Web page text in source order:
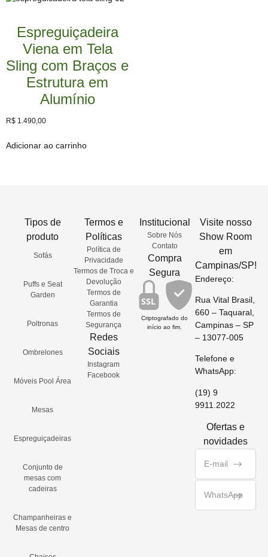
Espreguiçadeira
Viena em Tela
Sling com Braços e
Estrutura em
Alumínio
R$ 1.490,00
Adicionar ao carrinho
Tipos de
produto
Sofás
Puffs e Seat
Garden
Poltronas
Ombrelones
Móveis Pool Área
Mesas
Espreguiçadeiras
Conjunto de
mesas com
cadeiras
Champanheiras e
Mesas de centro
Termos e
Políticas
Política de
Privacidade
Termos de Troca e
Devolução
Termos de
Garantia
Termos de
Segurança
Redes
Sociais
Instagram
Facebook
Institucional
Sobre Nós
Contato
Compra
Segura
SSL
Criptografado do
início ao fim.
Visite nosso
Show Room
em
Campinas/SP!
Endereço:
Rua Vital Brasil,
660 – Taquaral,
Campinas – SP
– 13077-005
Telefone e
WhatsApp:
(19) 9
9911.2022
Ofertas e
novidades